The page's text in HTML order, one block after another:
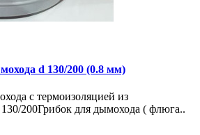
d 130/200 (0.8 мм)
с термоизоляцией из
200Грибок для дымохода ( флюга..